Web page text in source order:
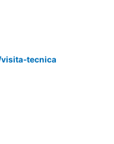
tecnica